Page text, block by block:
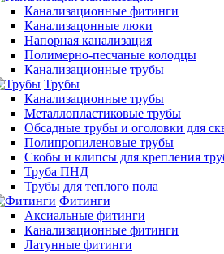
Канализационные фитинги
Канализацонные люки
Напорная канализация
Полимерно-песчаные колодцы
Канализационные трубы
Трубы
Канализационные трубы
Металлопластиковые трубы
Обсадные трубы и оголовки для
Полипропиленовые трубы
Скобы и клипсы для крепления
Труба ПНД
Трубы для теплого пола
Фитинги
Аксиальные фитинги
Канализационные фитинги
Латунные фитинги